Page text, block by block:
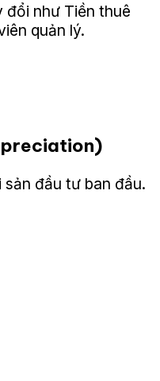
đổi như Tiền thuê
quản lý.
đầu tư ban đầu.